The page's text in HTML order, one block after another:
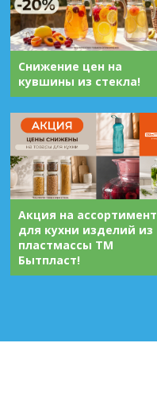
Снижение цен на
кувшины из стекла!
Акция на ассортимент
для кухни изделий из
пластмассы ТМ
Бытпласт!